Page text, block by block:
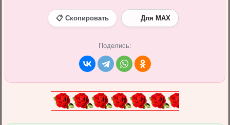
📋 Скопировать Для MAX
Поделись: